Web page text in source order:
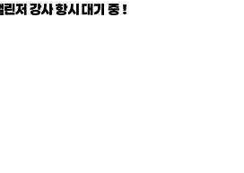
저 강사 항시 대기 중 !